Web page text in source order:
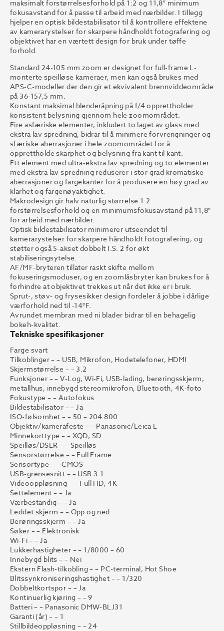
maksimalt forstørrelsesforhold på 1:2 og 11,8″ minimum
fokusavstand for å passe til arbeid med nærbilder. I tillegg
hjelper en optisk bildestabilisator til å kontrollere effektene
av kamerarystelser for skarpere håndholdt fotografering og
objektivet har en værtett design for bruk under tøffe
forhold.
Standard 24-105 mm zoom er designet for full-frame L-
monterte speilløse kameraer, men kan også brukes med
APS-C-modeller der den gir et ekvivalent brennviddeområde
på 36-157,5 mm.
Konstant maksimal blenderåpning på f/4 opprettholder
konsistent belysning gjennom hele zoomområdet.
Fire asfæriske elementer, inkludert to laget av glass med
ekstra lav spredning, bidrar til å minimere forvrengninger og
sfæriske aberrasjoner i hele zoomområdet for å
opprettholde skarphet og belysning fra kant til kant.
Ett element med ultra-ekstra lav spredning og to elementer
med ekstra lav spredning reduserer i stor grad kromatiske
aberrasjoner og fargekanter for å produsere en høy grad av
klarhet og fargenøyaktighet.
Makrodesign gir halv naturlig størrelse 1:2
forstørrelsesforhold og en minimumsfokusavstand på 11,8″
for arbeid med nærbilder.
Optisk bildestabilisator minimerer utseendet til
kamerarystelser for skarpere håndholdt fotografering, og
støtter også 5-akset dobbelt I.S. 2 for økt
stabiliseringsytelse.
AF/MF-bryteren tillater raskt skifte mellom
fokuseringsmoduser, og en zoomlåsbryter kan brukes for å
forhindre at objektivet trekkes ut når det ikke er i bruk.
Sprut-, støv- og frysesikker design fordeler å jobbe i dårlige
værforhold ned til -14°F.
Avrundet membran med ni blader bidrar til en behagelig
bokeh-kvalitet.
Tekniske spesifikasjoner
Farge svart
Tilkoblinger – – USB, Mikrofon, Hodetelefoner, HDMI
Skjermstørrelse – – 3.2
Funksjoner – – V-Log, Wi-Fi, USB-lading, berøringsskjerm,
metallhus, innebygd stereomikrofon, Bluetooth, 4K-foto
Fokustype – – Autofokus
Bildestabilisator – – Ja
ISO-følsomhet – – 50 – 204 800
Objektiv/kamerafeste – – Panasonic/Leica L
Minnekorttype – – XQD, SD
Speilløs/DSLR – – Speilløs
Sensorstørrelse – – Full Frame
Sensortype – – CMOS
USB-grensesnitt – – USB 3.1
Videooppløsning – – Full HD, 4K
Settelement – – Ja
Værbestandig – – Ja
Leddet skjerm – – Opp og ned
Berøringsskjerm – – Ja
Søker – – Elektronisk
Wi-Fi – – Ja
Lukkerhastigheter – – 1/8000 – 60
Innebygd blits – – Nei
Ekstern Flash-tilkobling – – PC-terminal, Hot Shoe
Blitssynkroniseringshastighet – – 1/320
Dobbeltkortspor – – Ja
Kontinuerlig kjøring – – 9
Batteri – – Panasonic DMW-BLJ31
Garanti (år) – – 1
Stillbildeoppløsning – – 24